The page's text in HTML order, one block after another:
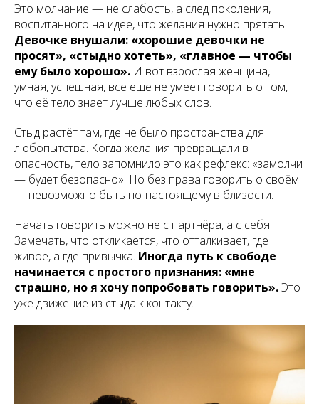
Это молчание — не слабость, а след поколения,
воспитанного на идее, что желания нужно прятать.
Девочке внушали: «хорошие девочки не
просят», «стыдно хотеть», «главное — чтобы
ему было хорошо». И вот взрослая женщина,
умная, успешная, всё ещё не умеет говорить о том,
что её тело знает лучше любых слов.
Стыд растёт там, где не было пространства для
любопытства. Когда желания превращали в
опасность, тело запомнило это как рефлекс: «замолчи
— будет безопасно». Но без права говорить о своём
— невозможно быть по-настоящему в близости.
Начать говорить можно не с партнёра, а с себя.
Замечать, что откликается, что отталкивает, где
живое, а где привычка. Иногда путь к свободе
начинается с простого признания: «мне
страшно, но я хочу попробовать говорить».Это
уже движение из стыда к контакту.